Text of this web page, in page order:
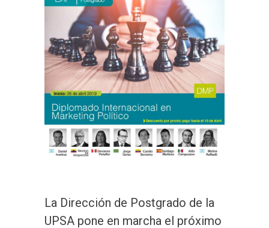
La Dirección de Postgrado de la
UPSA pone en marcha el próximo